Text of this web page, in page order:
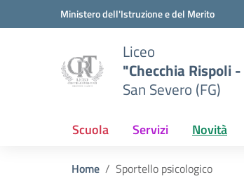
Vai ai contenuti
Vai al menu di navigazioneMinistero dell'Istruzione e del Merito
Liceo
"Checchia Rispoli
San Severo (FG)
Scuola Servizi Novità
Home Sportello psicologico